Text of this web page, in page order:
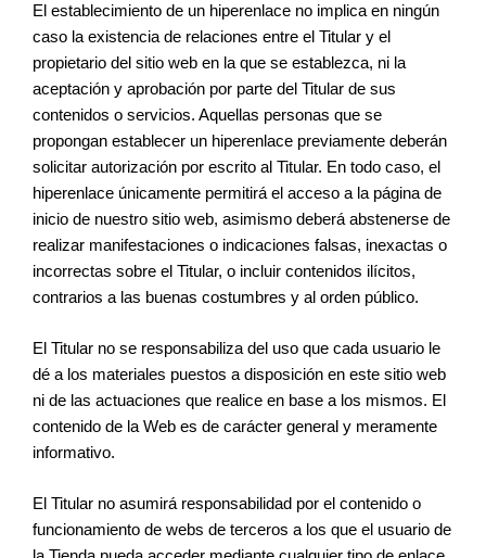
El establecimiento de un hiperenlace no implica en ningún
caso la existencia de relaciones entre el Titular y el
propietario del sitio web en la que se establezca, ni la
aceptación y aprobación por parte del Titular de sus
contenidos o servicios. Aquellas personas que se
propongan establecer un hiperenlace previamente deberán
solicitar autorización por escrito al Titular. En todo caso, el
hiperenlace únicamente permitirá el acceso a la página de
inicio de nuestro sitio web, asimismo deberá abstenerse de
realizar manifestaciones o indicaciones falsas, inexactas o
incorrectas sobre el Titular, o incluir contenidos ilícitos,
contrarios a las buenas costumbres y al orden público.
El Titular no se responsabiliza del uso que cada usuario le
dé a los materiales puestos a disposición en este sitio web
ni de las actuaciones que realice en base a los mismos. El
contenido de la Web es de carácter general y meramente
informativo.
El Titular no asumirá responsabilidad por el contenido o
funcionamiento de webs de terceros a los que el usuario de